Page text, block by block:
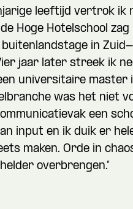
leeftijd vertrok ik
Hoge Hotelschool zag
in
jaar later streek ik
universitaire master
was het niet
een
input en ik duik er
maken. Orde in
overbrengen.”